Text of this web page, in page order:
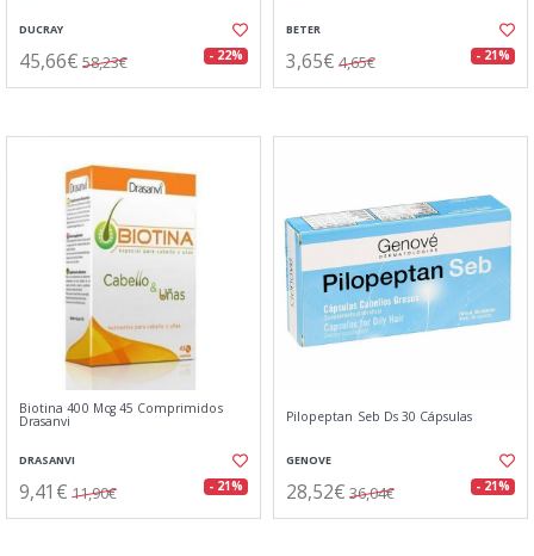
DUCRAY
45,66€ 58,23€ - 22%
BETER
3,65€ 4,65€ - 21%
Biotina 400 Mcg 45 Comprimidos
Drasanvi
DRASANVI
9,41€ 11,90€ - 21%
Pilopeptan Seb Ds 30 Cápsulas
GENOVE
28,52€ 36,04€ - 21%